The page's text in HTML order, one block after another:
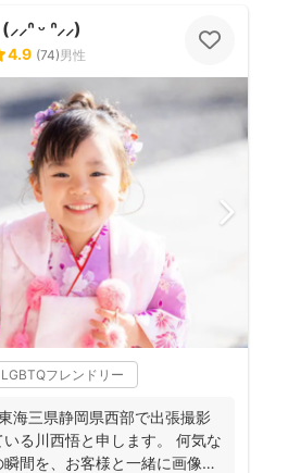
ᵕ ᐢ⸝⸝)
4.9 (74)男性
LGBTQフレンドリー
海三県静岡県西部で出張撮影
る川西悟と申します。 何気な
間を、お客様と一緒に画像と